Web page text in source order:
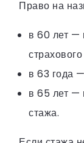
Право на
в 60 лет —
в 63 года
в 65 лет —
стажа.